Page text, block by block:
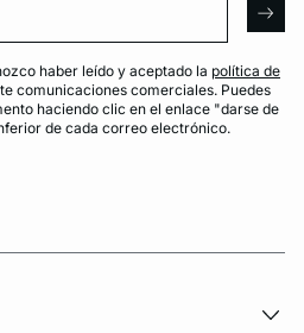
haber leído y aceptado la política de
comunicaciones comerciales. Puedes
haciendo clic en el enlace "darse de
de cada correo electrónico.